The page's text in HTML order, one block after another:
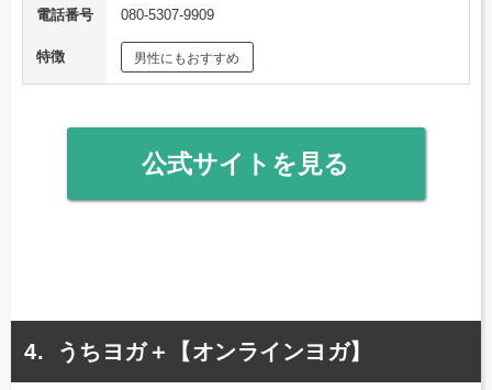
電話番号
080-5307-9909
特徴 男性にもおすすめ
公式サイトを見る
うちヨガ＋【オンラインヨガ】